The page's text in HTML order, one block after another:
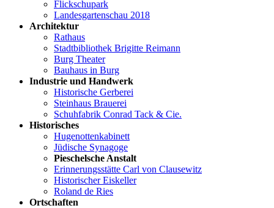
Flickschupark
Landesgartenschau 2018
Architektur
Rathaus
Stadtbibliothek Brigitte Reimann
Burg Theater
Bauhaus in Burg
Industrie und Handwerk
Historische Gerberei
Steinhaus Brauerei
Schuhfabrik Conrad Tack & Cie.
Historisches
Hugenottenkabinett
Jüdische Synagoge
Pieschelsche Anstalt
Erinnerungsstätte Carl von Clausewitz
Historischer Eiskeller
Roland de Ries
Ortschaften